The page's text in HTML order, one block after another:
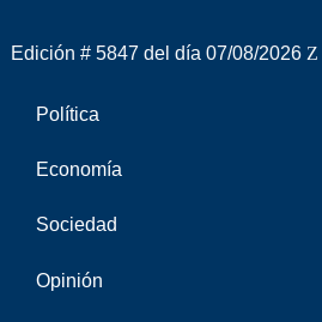
Edición # 5847 del día 07/08/2026
Política
Economía
Sociedad
Opinión